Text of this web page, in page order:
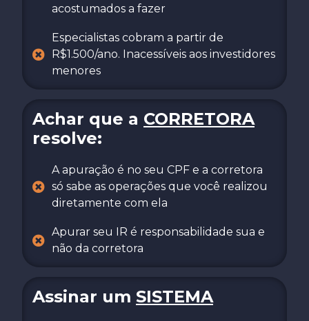
acostumados a fazer
Especialistas cobram a partir de
R$1.500/ano. Inacessíveis aos investidores
menores
Achar que a CORRETORA
resolve:
A apuração é no seu CPF e a corretora
só sabe as operações que você realizou
diretamente com ela
Apurar seu IR é responsabilidade sua e
não da corretora
Assinar um SISTEMA